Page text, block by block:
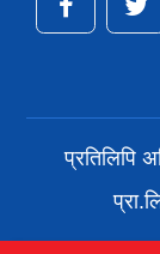
प्रतिलिपि